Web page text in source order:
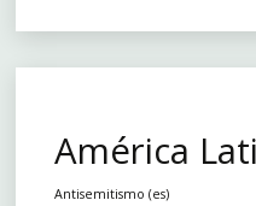
América
Antisemitismo (es)